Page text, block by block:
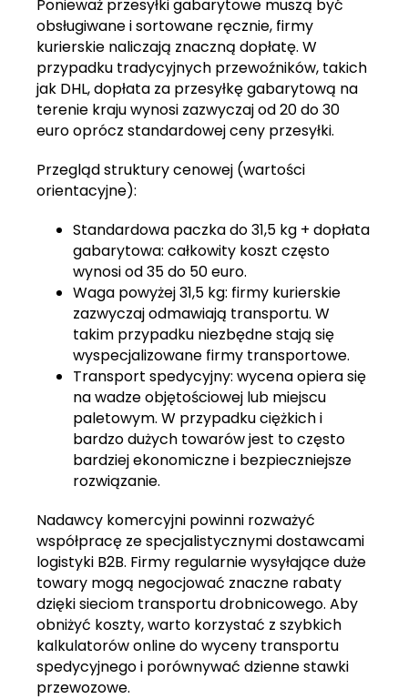
Ponieważ przesyłki gabarytowe muszą być
obsługiwane i sortowane ręcznie, firmy
kurierskie naliczają znaczną dopłatę. W
przypadku tradycyjnych przewoźników, takich
jak DHL, dopłata za przesyłkę gabarytową na
terenie kraju wynosi zazwyczaj od 20 do 30
euro oprócz standardowej ceny przesyłki.
Przegląd struktury cenowej (wartości
orientacyjne):
Standardowa paczka do 31,5 kg + dopłata
gabarytowa: całkowity koszt często
wynosi od 35 do 50 euro.
Waga powyżej 31,5 kg: firmy kurierskie
zazwyczaj odmawiają transportu. W
takim przypadku niezbędne stają się
wyspecjalizowane firmy transportowe.
Transport spedycyjny: wycena opiera się
na wadze objętościowej lub miejscu
paletowym. W przypadku ciężkich i
bardzo dużych towarów jest to często
bardziej ekonomiczne i bezpieczniejsze
rozwiązanie.
Nadawcy komercyjni powinni rozważyć
współpracę ze specjalistycznymi dostawcami
logistyki B2B. Firmy regularnie wysyłające duże
towary mogą negocjować znaczne rabaty
dzięki sieciom transportu drobnicowego. Aby
obniżyć koszty, warto korzystać z szybkich
kalkulatorów online do wyceny transportu
spedycyjnego i porównywać dzienne stawki
przewozowe.